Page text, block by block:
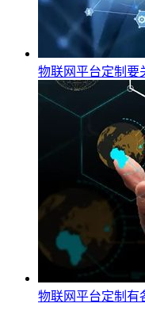
物联网平台定制要
物联网平台定制有